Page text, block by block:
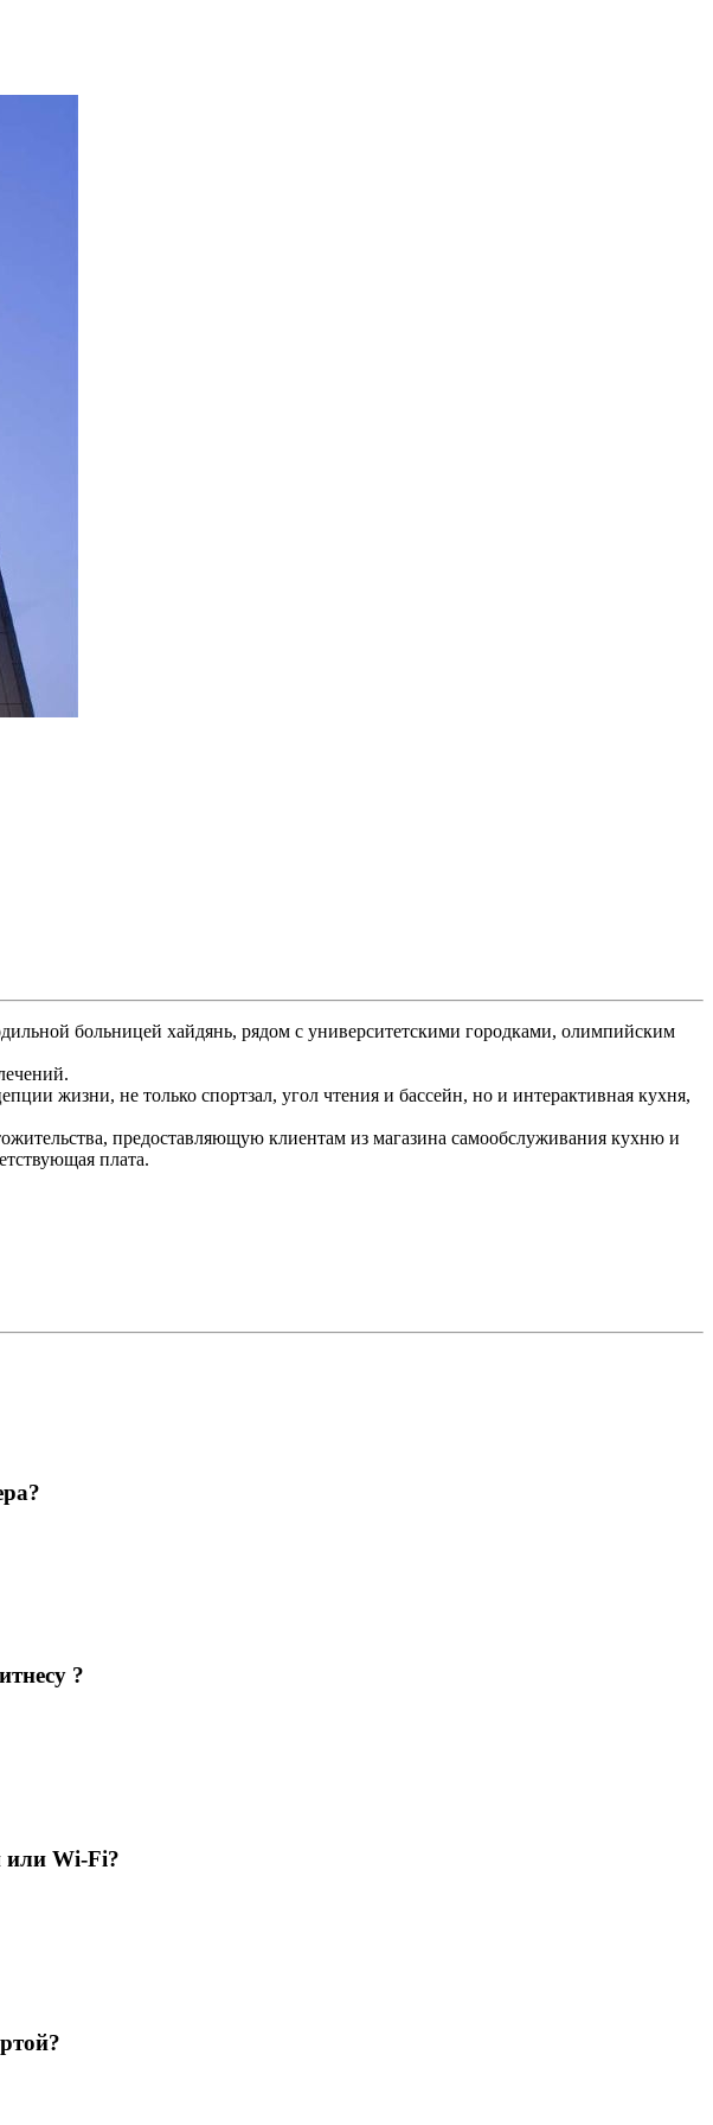
больницей хайдянь, рядом с университетскими городками, олимпийским
жизни, не только спортзал, угол чтения и бассейн, но и интерактивная кухня,
предоставляющую клиентам из магазина самообслуживания кухню и
плата.
?
или Wi-Fi?